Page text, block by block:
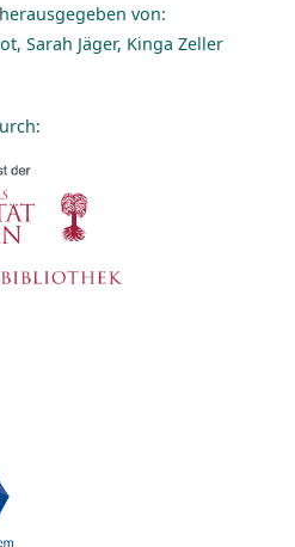
von:
Sarah Jäger, Kinga Zeller